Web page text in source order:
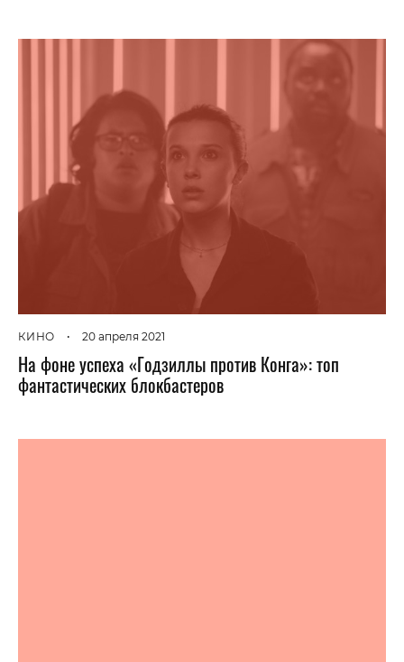
КИНО • 20 апреля 2021
На фоне успеха «Годзиллы против Конга»: топ
фантастических блокбастеров